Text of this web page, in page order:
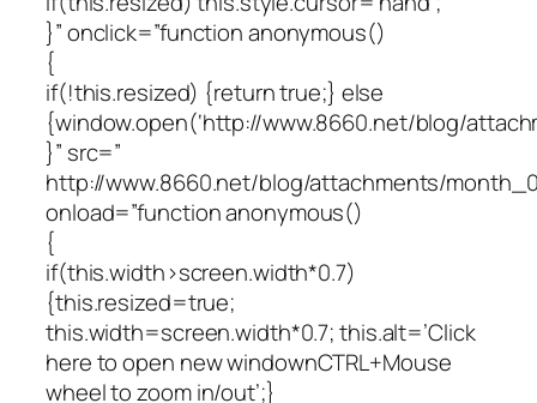
}” onclick=”function anonymous()
{
if(!this.resized) {return true;} else
{window.open(‘http://www.8660.net/blog/
}” src=”
http://www.8660.net/blog/attachments/
onload=”function anonymous()
{
if(this.width>screen.width*0.7)
{this.resized=true;
this.width=screen.width*0.7; this.alt=’Click
here to open new windownCTRL+Mouse
wheel to zoom in/out’;}